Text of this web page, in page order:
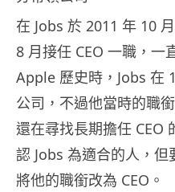
在 Jobs 於 2011 年 10
8 月接任 CEO 一職，
Apple 歷史時，Jobs 在
公司，不過他當時的職
還在尋找長期擔任 CEO
認 Jobs 為適合的人，
將他的職銜改為 CEO。